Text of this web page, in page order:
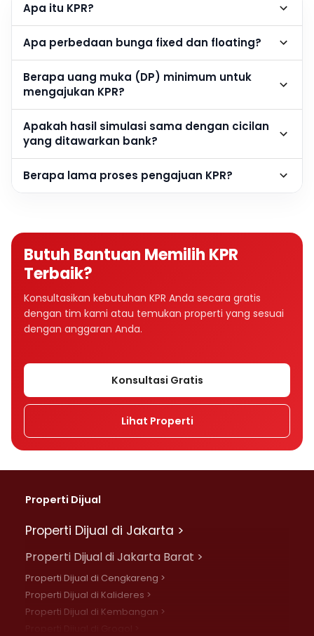
Apa itu KPR?
Apa perbedaan bunga fixed dan floating?
Berapa uang muka (DP) minimum untuk
mengajukan KPR?
Apakah hasil simulasi sama dengan cicilan
yang ditawarkan bank?
Berapa lama proses pengajuan KPR?
Butuh Bantuan Memilih KPR
Terbaik?
Konsultasikan kebutuhan KPR Anda secara gratis
dengan tim kami atau temukan properti yang sesuai
dengan anggaran Anda.
Konsultasi Gratis
Lihat Properti
Properti Dijual
Properti Dijual di Jakarta >
Properti Dijual di Jakarta Barat >
Properti Dijual di Cengkareng >
Properti Dijual di Kalideres >
Properti Dijual di Kembangan >